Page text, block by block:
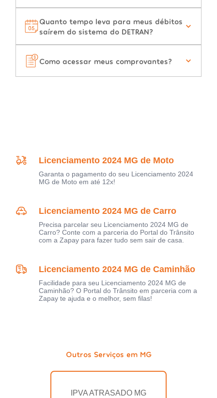
Quanto tempo leva para meus débitos
saírem do sistema do DETRAN?
Como acessar meus comprovantes?
Licenciamento 2024 MG de Moto
Garanta o pagamento do seu Licenciamento 2024
MG de Moto em até 12x!
Licenciamento 2024 MG de Carro
Precisa parcelar seu Licenciamento 2024 MG de
Carro? Conte com a parceria do Portal do Trânsito
com a Zapay para fazer tudo sem sair de casa.
Licenciamento 2024 MG de Caminhão
Facilidade para seu Licenciamento 2024 MG de
Caminhão? O Portal do Trânsito em parceria com a
Zapay te ajuda e o melhor, sem filas!
Outros Serviços em MG
IPVA ATRASADO MG